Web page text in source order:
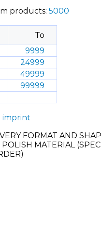
products: 5000
To
9999
24999
49999
99999
imprint
FORMAT AND
MATERIAL